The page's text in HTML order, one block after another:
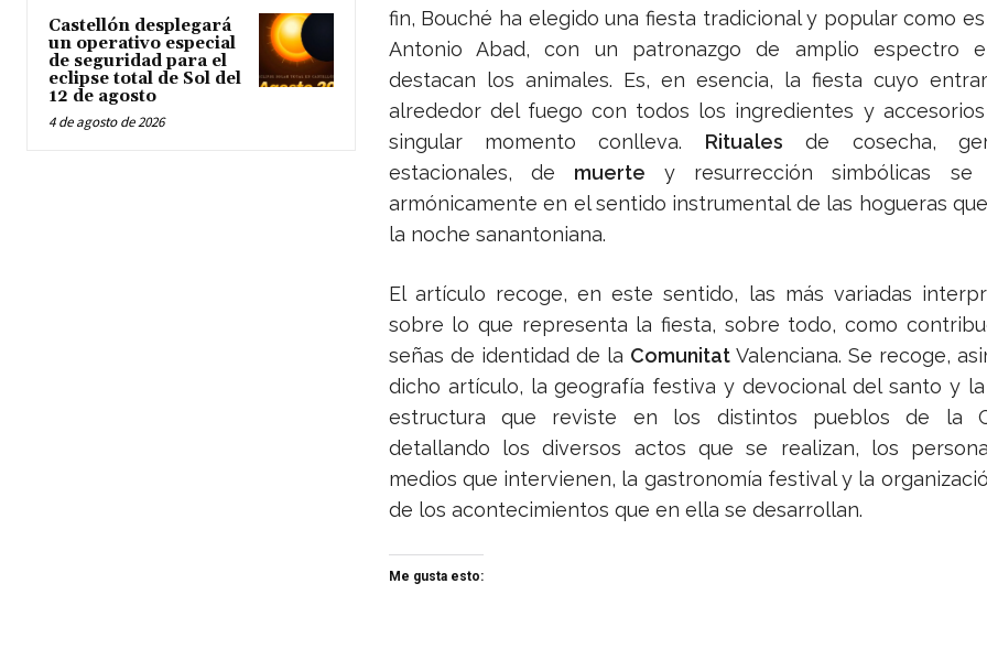
Castellón desplegará
un operativo especial
de seguridad para el
eclipse total de Sol del
12 de agosto
4 de agosto de 2026
fin, Bouché ha elegido una fiesta tradicional y popular como
Antonio Abad, con un patronazgo de amplio espectro
destacan los animales. Es, en esencia, la fiesta cuyo
alrededor del fuego con todos los ingredientes y
singular momento conlleva. Rituales de cosecha,
estacionales, de muerte y resurrección simbólicas
armónicamente en el sentido instrumental de las hogueras
la noche sanantoniana.
El artículo recoge, en este sentido, las más variadas
sobre lo que representa la fiesta, sobre todo, como
señas de identidad de la ComunitatValenciana. Se recoge,
dicho artículo, la geografía festiva y devocional del santo y
estructura que reviste en los distintos pueblos de la
detallando los diversos actos que se realizan, los
medios que intervienen, la gastronomía festival y la
de los acontecimientos que en ella se desarrollan.
Me gusta esto: